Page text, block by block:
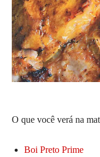
O que você verá na
Boi Preto Prime